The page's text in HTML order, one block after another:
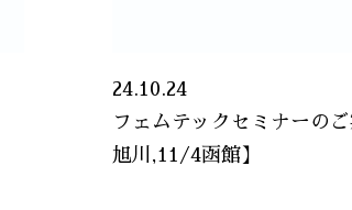
24.10.24
フェムテックセミナーの
旭川,11/4函館】